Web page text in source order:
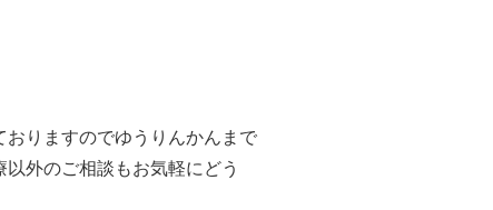
りますのでゆうりんかんまで
外のご相談もお気軽にどう